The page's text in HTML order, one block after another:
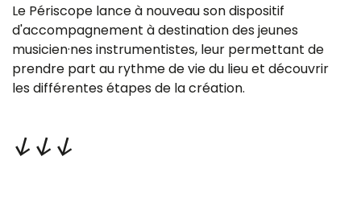
Le Périscope lance à nouveau son dispositif
d'accompagnement à destination des jeunes
musicien·nes instrumentistes, leur permettant de
prendre part au rythme de vie du lieu et découvrir
les différentes étapes de la création.
↓↓↓